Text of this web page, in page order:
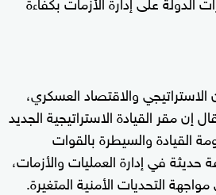
والاقتصاد العسكري،
إن مقر القيادة الاستراتيجية الجديد
القيادة والسيطرة بالقوات
في إدارة العمليات والأزمات،
التحديات الأمنية المتغيرة.